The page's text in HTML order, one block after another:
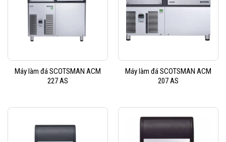
Máy làm đá SCOTSMAN ACM
227 AS
Máy làm đá SCOTSMAN ACM
207 AS